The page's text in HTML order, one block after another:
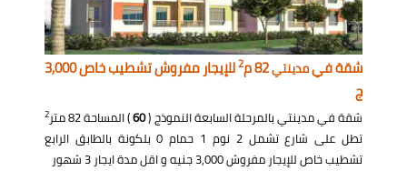
شقة فيمدينتي 2
للإيجار مفروش تشطيب خاص 3,000
ج
شقة في مدينتي بالمرحلة السابعة النموذج (60) المساحة 82 متر 2
تطل على شارع تشمل 2 نوم 1 حمام 0 بلكونة بالطابق الرابع
تشطيب خاص للإيجار مفروش 3,000 جنيه و اقل مدة ايجار 3 شهور